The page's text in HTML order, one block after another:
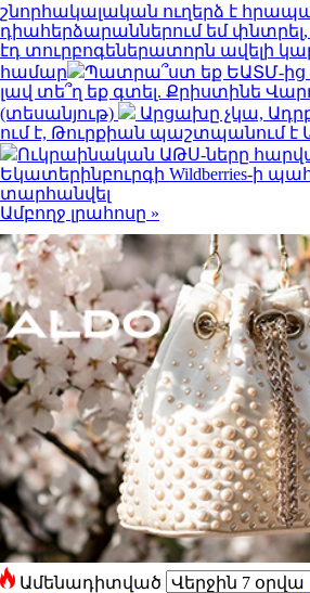
շնորհակալական ուղերձ է
դիահերձարաններում եմ փնտրել,
էդ տուրբոգեներատորն ավելի
համար
Պատրա՞ստ եք ԵԱՏՄ-ից
լավ տե՞ղ եք գտել. Քրիստինե
(տեսանյութ)
Արցախը չկա,
ում է, Թուրքիան պաշտպանում է
Ուկրաինական ԱԹՍ-ները
Եկատերինբուրգի Wildberries-ի
տարհանվել
Ամբողջ լրահոսը »
Ամենադիտված